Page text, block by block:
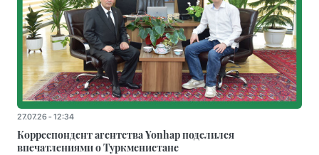
27.07.26 - 12:34
Корреспондент агентства Yonhap поделился
впечатлениями о Туркменистане